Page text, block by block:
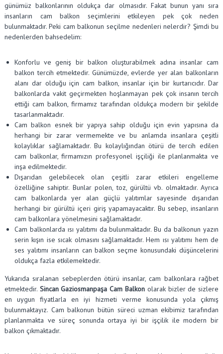
günümüz balkonlarının oldukça dar olmasıdır. Fakat bunun yanı sıra
insanların cam balkon seçimlerini etkileyen pek çok neden
bulunmaktadır. Peki cam balkonun seçilme nedenleri nelerdir? Şimdi bu
nedenlerden bahsedelim:
Konforlu ve geniş bir balkon oluşturabilmek adına insanlar cam
balkon tercih etmektedir. Günümüzde, evlerde yer alan balkonların
alanı dar olduğu için cam balkon, insanlar için bir kurtarıcıdır. Dar
balkonlarda vakit geçirmekten hoşlanmayan pek çok insanın tercih
ettiği cam balkon, firmamız tarafından oldukça modern bir şekilde
tasarlanmaktadır.
Cam balkon esnek bir yapıya sahip olduğu için evin yapısına da
herhangi bir zarar vermemekte ve bu anlamda insanlara çeşitli
kolaylıklar sağlamaktadır. Bu kolaylığından ötürü de tercih edilen
cam balkonlar, firmamızın profesyonel işçiliği ile planlanmakta ve
inşa edilmektedir.
Dışarıdan gelebilecek olan çeşitli zarar etkileri engelleme
özelliğine sahiptir. Bunlar polen, toz, gürültü vb. olmaktadır. Ayrıca
cam balkonlarda yer alan güçlü yalıtımlar sayesinde dışarıdan
herhangi bir gürültü içeri giriş yapamayacaktır. Bu sebep, insanların
cam balkonlara yönelmesini sağlamaktadır.
Cam balkonlarda ısı yalıtımı da bulunmaktadır. Bu da balkonun yazın
serin kışın ise sıcak olmasını sağlamaktadır. Hem ısı yalıtımı hem de
ses yalıtımı insanların can balkon seçme konusundaki düşüncelerini
oldukça fazla etkilemektedir.
Yukarıda sıralanan sebeplerden ötürü insanlar, cam balkonlara rağbet
etmektedir. Sincan Gaziosmanpaşa Cam Balkon olarak bizler de sizlere
en uygun fiyatlarla en iyi hizmeti verme konusunda yola çıkmış
bulunmaktayız. Cam balkonun bütün süreci uzman ekibimiz tarafından
planlanmakta ve süreç sonunda ortaya iyi bir işçilik ile modern bir
balkon çıkmaktadır.